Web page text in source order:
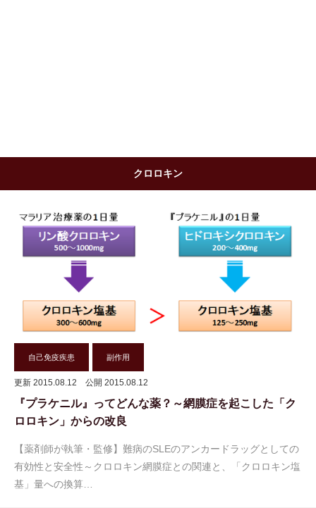
クロロキン
自己免疫疾患 副作用
更新 2015.08.12 公開 2015.08.12
『プラケニル』ってどんな薬？～網膜症を起こした「ク
ロロキン」からの改良
【薬剤師が執筆・監修】難病のSLEのアンカードラッグとしての
有効性と安全性～クロロキン網膜症との関連と、「クロロキン塩
基」量への換算…